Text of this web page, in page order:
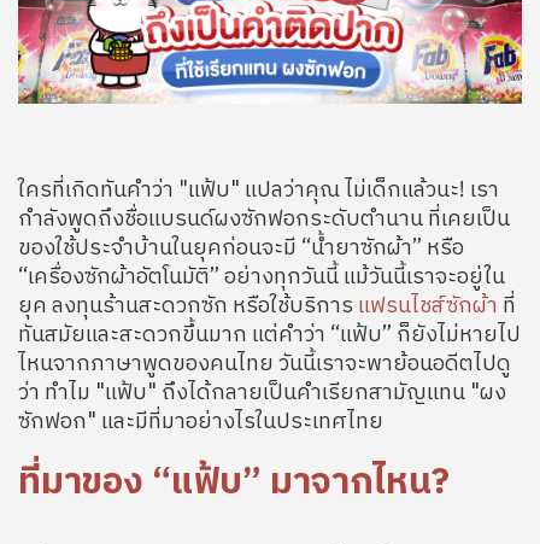
ใครที่เกิดทันคำว่า "แฟ้บ" แปลว่าคุณ ไม่เด็กแล้วนะ! เรา
กำลังพูดถึงชื่อแบรนด์ผงซักฟอกระดับตำนาน ที่เคยเป็น
ของใช้ประจำบ้านในยุคก่อนจะมี “น้ำยาซักผ้า” หรือ
“เครื่องซักผ้าอัตโนมัติ” อย่างทุกวันนี้ แม้วันนี้เราจะอยู่ใน
ยุค ลงทุนร้านสะดวกซัก หรือใช้บริการ แฟรนไชส์ซักผ้า ที่
ทันสมัยและสะดวกขึ้นมาก แต่คำว่า “แฟ้บ” ก็ยังไม่หายไป
ไหนจากภาษาพูดของคนไทย วันนี้เราจะพาย้อนอดีตไปดู
ว่า ทำไม "แฟ้บ" ถึงได้กลายเป็นคำเรียกสามัญแทน "ผง
ซักฟอก" และมีที่มาอย่างไรในประเทศไทย
ที่มาของ “แฟ้บ” มาจากไหน?